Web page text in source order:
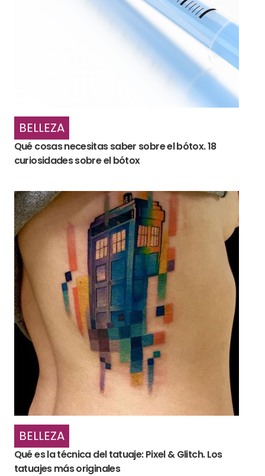
BELLEZA
Qué cosas necesitas saber sobre el bótox. 18
curiosidades sobre el bótox
BELLEZA
Qué es la técnica del tatuaje: Pixel & Glitch. Los
tatuajes más originales